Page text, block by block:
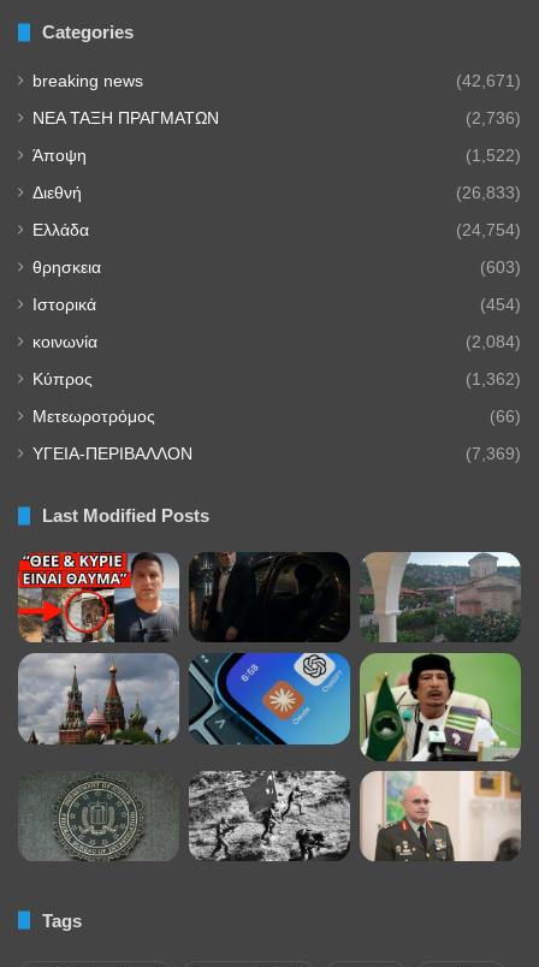
Categories
breaking news (42,671)
NEA TAΞΗ ΠΡΑΓΜΑΤΩΝ (2,736)
Άποψη (1,522)
Διεθνή (26,833)
Ελλάδα (24,754)
θρησκεια (603)
Ιστορικά (454)
κοινωνία (2,084)
Κύπρος (1,362)
Μετεωροτρόμος (66)
ΥΓΕΙΑ-ΠΕΡΙΒΑΛΛΟΝ (7,369)
Last Modified Posts
Tags